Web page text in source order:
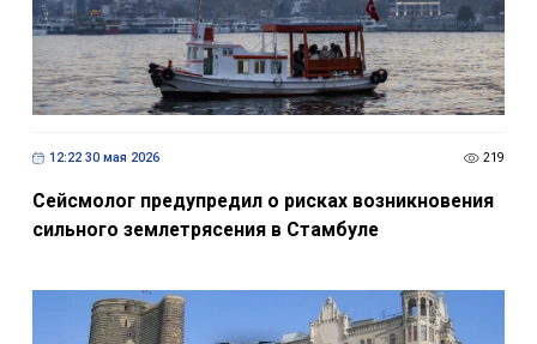
12:22 30 мая 2026 219
Сейсмолог предупредил о рисках возникновения
сильного землетрясения в Стамбуле